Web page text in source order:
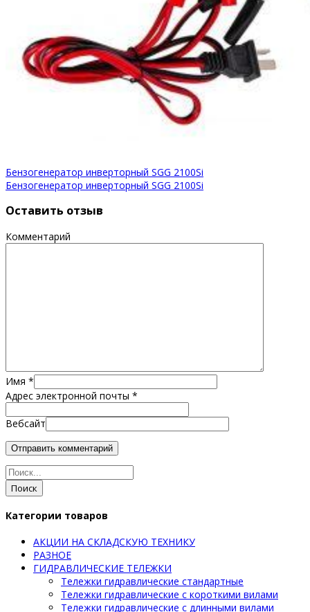
Бензогенератор инверторный SGG 2100Si
Бензогенератор инверторный SGG 2100Si
Оставить отзыв
Комментарий
Имя *
Адрес электронной почты *
Вебсайт
Поиск
Категории товаров
АКЦИИ НА СКЛАДСКУЮ ТЕХНИКУ
РАЗНОЕ
ГИДРАВЛИЧЕСКИЕ ТЕЛЕЖКИ
Тележки гидравлические стандартные
Тележки гидравлические с короткими вилами
Тележки гидравлические с длинными вилами